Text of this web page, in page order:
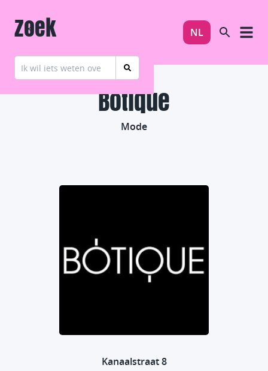
NL
Zoek
Botique
Mode
Kanaalstraat 8